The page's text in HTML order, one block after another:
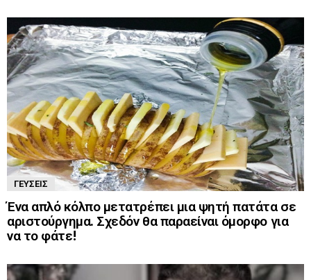
ΓΕΎΣΕΙΣ
Ένα απλό κόλπο μετατρέπει μια ψητή πατάτα σε
αριστούργημα. Σχεδόν θα παραείναι όμορφο για
να το φάτε!